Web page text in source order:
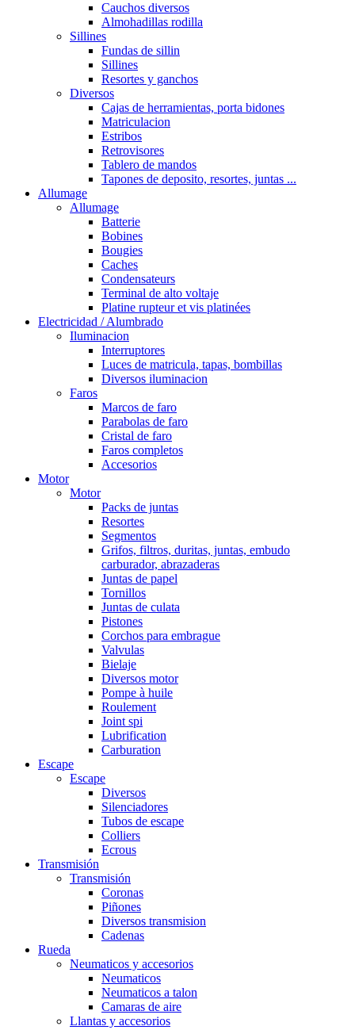
Cauchos diversos
Almohadillas rodilla
Sillines
Fundas de sillin
Sillines
Resortes y ganchos
Diversos
Cajas de herramientas, porta bidones
Matriculacion
Estribos
Retrovisores
Tablero de mandos
Tapones de deposito, resortes, juntas ...
Allumage
Allumage
Batterie
Bobines
Bougies
Caches
Condensateurs
Terminal de alto voltaje
Platine rupteur et vis platinées
Electricidad / Alumbrado
Iluminacion
Interruptores
Luces de matricula, tapas, bombillas
Diversos iluminacion
Faros
Marcos de faro
Parabolas de faro
Cristal de faro
Faros completos
Accesorios
Motor
Motor
Packs de juntas
Resortes
Segmentos
Grifos, filtros, duritas, juntas, embudo
carburador, abrazaderas
Juntas de papel
Tornillos
Juntas de culata
Pistones
Corchos para embrague
Valvulas
Bielaje
Diversos motor
Pompe à huile
Roulement
Joint spi
Lubrification
Carburation
Escape
Escape
Diversos
Silenciadores
Tubos de escape
Colliers
Ecrous
Transmisión
Transmisión
Coronas
Piñones
Diversos transmision
Cadenas
Rueda
Neumaticos y accesorios
Neumaticos
Neumaticos a talon
Camaras de aire
Llantas y accesorios